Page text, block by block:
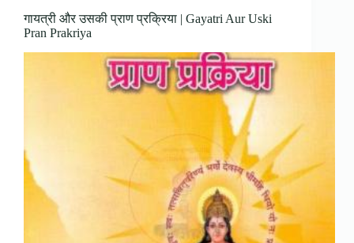
गायत्री और उसकी प्राण प्रक्रिया | Gayatri Aur Uski
Pran Prakriya